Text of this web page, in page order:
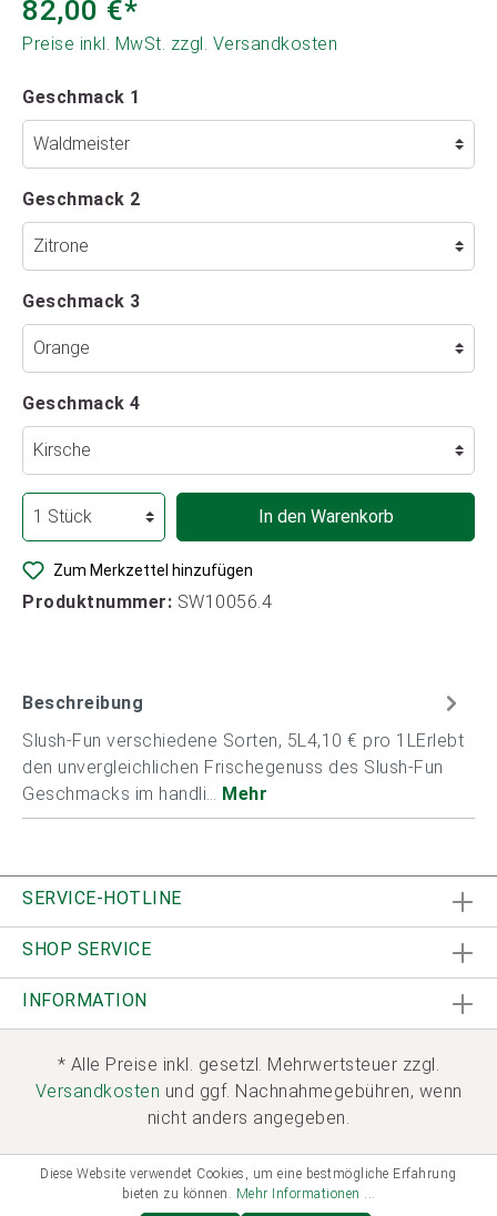
82,00 €*
Preise inkl. MwSt. zzgl. Versandkosten
Geschmack 1
Geschmack 2
Geschmack 3
Geschmack 4
In den Warenkorb
Zum Merkzettel hinzufügen
Produktnummer: SW10056.4
Beschreibung
Slush-Fun verschiedene Sorten, 5L4,10 € pro 1LErlebt
den unvergleichlichen Frischegenuss des Slush-Fun
Geschmacks im handli… Mehr
SERVICE-HOTLINE
SHOP SERVICE
INFORMATION
* Alle Preise inkl. gesetzl. Mehrwertsteuer zzgl.
Versandkosten und ggf. Nachnahmegebühren, wenn
nicht anders angegeben.
Diese Website verwendet Cookies, um eine bestmögliche Erfahrung
bieten zu können. Mehr Informationen ...